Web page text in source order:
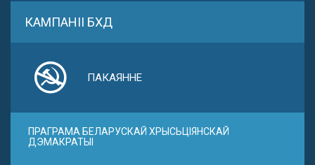
КАМПАНІІ БХД
ПАКАЯННЕ
ПРАГРАМА БЕЛАРУСКАЙ ХРЫСЬЦІЯНСКАЙ
ДЭМАКРАТЫІ